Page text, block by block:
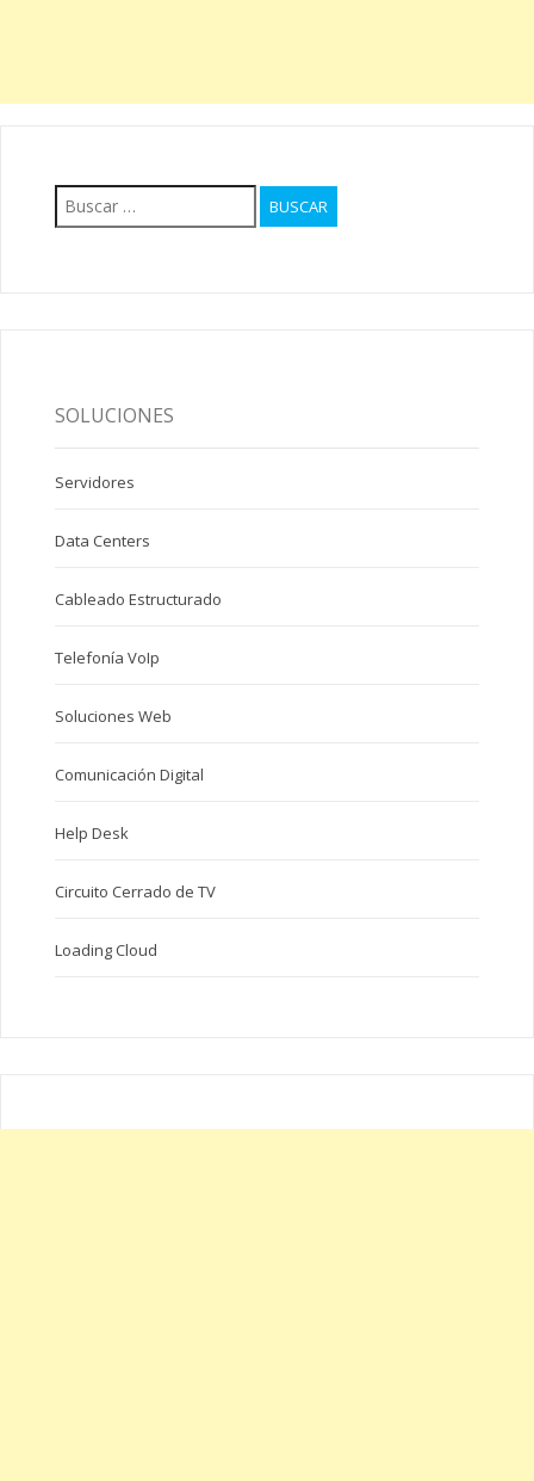
Buscar:
SOLUCIONES
Servidores
Data Centers
Cableado Estructurado
Telefonía VoIp
Soluciones Web
Comunicación Digital
Help Desk
Circuito Cerrado de TV
Loading Cloud